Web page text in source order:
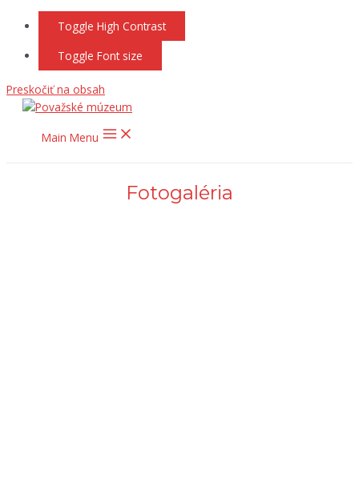
Toggle High Contrast
Toggle Font size
Preskočiť na obsah
Main Menu
Fotogaléria